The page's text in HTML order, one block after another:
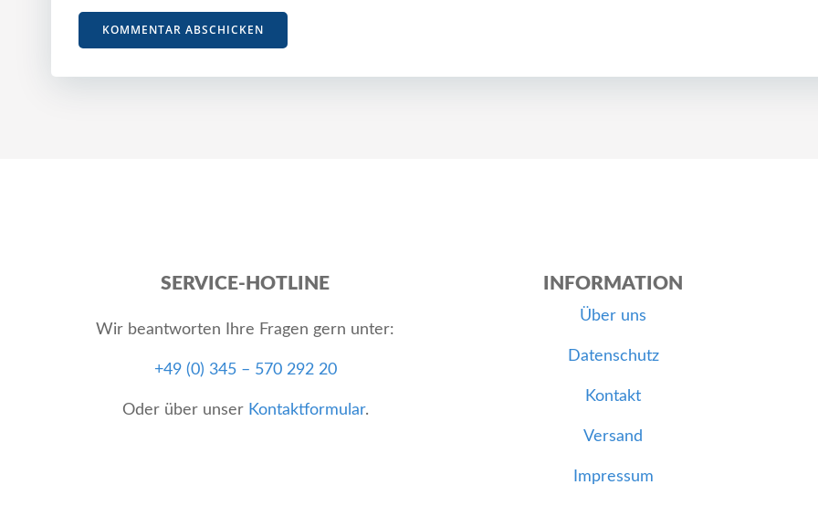
SERVICE-HOTLINE
Wir beantworten Ihre Fragen gern unter:
+49 (0) 345 – 570 292 20
Oder über unser Kontaktformular.
INFORMATION
Über uns
Datenschutz
Kontakt
Versand
Impressum